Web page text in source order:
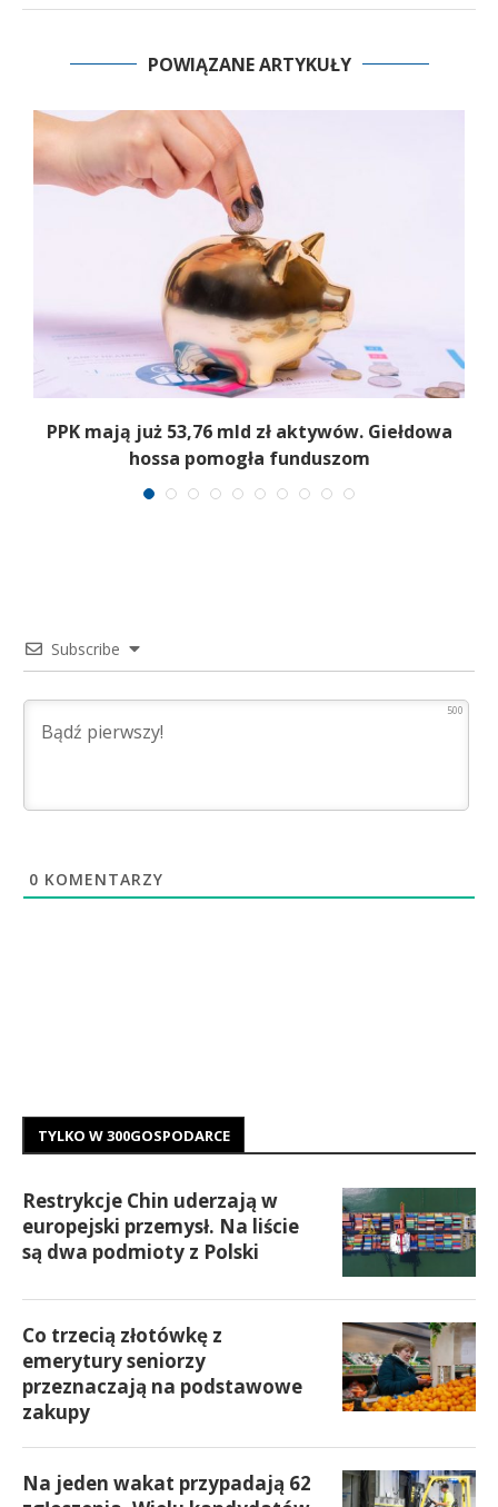
POWIĄZANE ARTYKUŁY
PPK mają już 53,76 mld zł aktywów. Giełdowa
hossa pomogła funduszom
Subscribe
500
0 KOMENTARZY
TYLKO W 300GOSPODARCE
Restrykcje Chin uderzają w
europejski przemysł. Na liście
są dwa podmioty z Polski
Co trzecią złotówkę z
emerytury seniorzy
przeznaczają na podstawowe
zakupy
Na jeden wakat przypadają 62